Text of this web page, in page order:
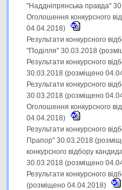
"Наддніпрянська правда"
Оголошення конкурсного
04.04.2018)
Результати конкурсного
"Поділля" 30.03.2018
Результати конкурсного
30.03.2018 (розміщено
Результати конкурсного
30.03.2018 (розміщено
Оголошення конкурсного
04.04.2018)
Результати конкурсного
Прапор" 30.03.2018
конкурсного відбору
30.03.2018 (розміщено
Результати конкурсного
(розміщено 04.04.2018)